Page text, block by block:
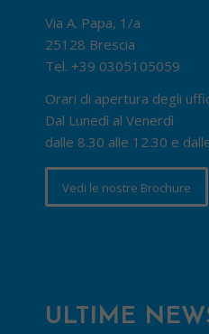
Via A. Papa, 1/a
25128 Brescia
Tel. +39 0305105059
Orari di apertura degli
Dal Lunedì al Venerdì
dalle 8.30 alle 12.30 e
Vedi le nostre Brochure
ULTIME